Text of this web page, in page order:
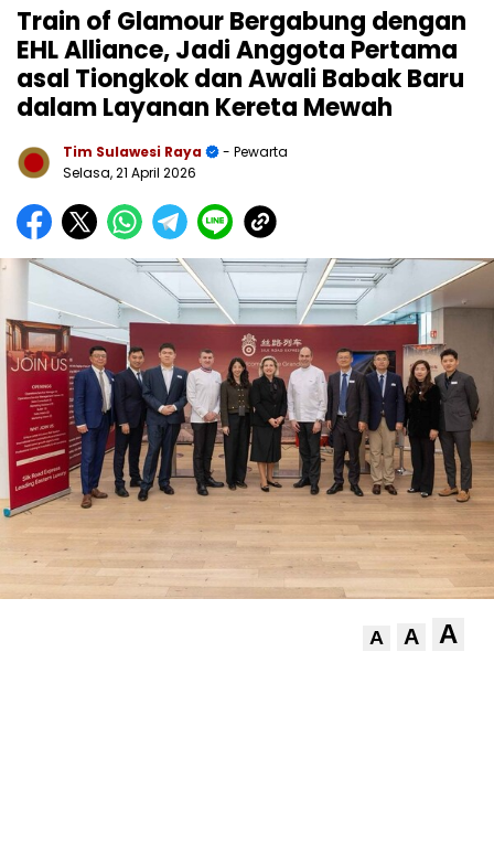
Train of Glamour Bergabung dengan
EHL Alliance, Jadi Anggota Pertama
asal Tiongkok dan Awali Babak Baru
dalam Layanan Kereta Mewah
Tim Sulawesi Raya
- Pewarta
Selasa, 21 April 2026
A A A